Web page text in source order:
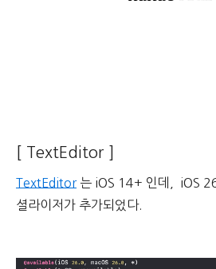
[ TextEditor ]
TextEditor는 iOS 14+ 인데, iOS 26
셜라이저가 추가되었다.